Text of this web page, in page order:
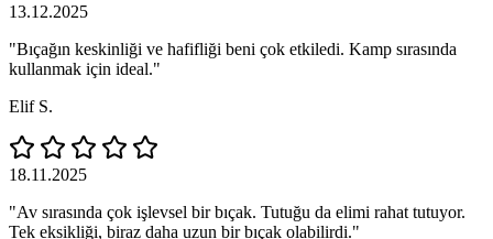
13.12.2025
"Bıçağın keskinliği ve hafifliği beni çok etkiledi. Kamp sırasında
kullanmak için ideal."
Elif S.
18.11.2025
"Av sırasında çok işlevsel bir bıçak. Tutuğu da elimi rahat tutuyor.
Tek eksikliği, biraz daha uzun bir bıçak olabilirdi."